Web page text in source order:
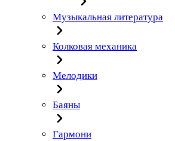
Музыкальная литература
Колковая механика
Мелодики
Баяны
Гармони